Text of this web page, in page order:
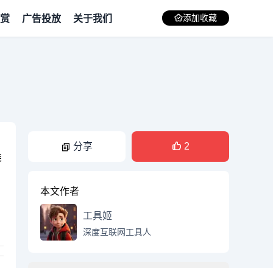
广告投放 关于我们 添加收藏
分享 2
本文作者
工具姬
深度互联网工具人